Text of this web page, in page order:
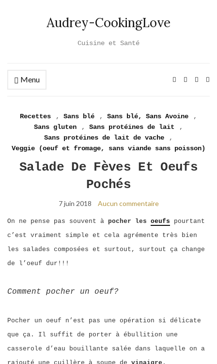
Audrey-CookingLove
Cuisine et Santé
Menu
Recettes , Sans blé , Sans blé, Sans Avoine
,
Sans gluten
, Sans protéines de lait
,
Sans protéines de lait de vache
,
Veggie (oeuf et fromage, sans viande sans poisson)
Salade De Fèves Et Oeufs
Pochés
7 juin 2018 Aucun commentaire
On ne pense pas souvent à pocher les oeufs pourtant
c’est vraiment simple et cela agrémente très bien
les salades composées et surtout, surtout ça change
de l’oeuf dur!!!
Comment pocher un oeuf?
Pocher un oeuf n’est pas une opération si délicate
que ça. Il suffit de porter à ébullition une
casserole d’eau bouillante salée dans laquelle on a